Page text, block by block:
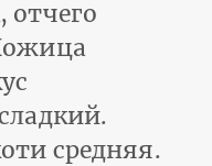
отчего
средняя.